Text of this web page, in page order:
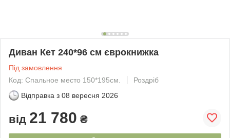
Диван Кет 240*96 см єврокнижка
Під замовлення
Код: Спальное место 150*195см.
Роздріб
Відправка з 08 вересня 2026
від 21 780 ₴